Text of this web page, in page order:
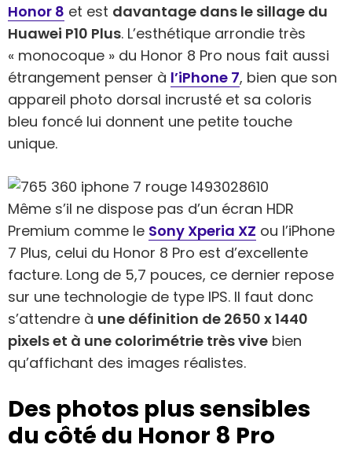
Honor 8 et est davantage dans le sillage du
Huawei P10 Plus. L’esthétique arrondie très
« monocoque » du Honor 8 Pro nous fait aussi
étrangement penser à l’iPhone 7, bien que son
appareil photo dorsal incrusté et sa coloris
bleu foncé lui donnent une petite touche
unique.
Même s’il ne dispose pas d’un écran HDR
Premium comme le Sony Xperia XZ ou l’iPhone
7 Plus, celui du Honor 8 Pro est d’excellente
facture. Long de 5,7 pouces, ce dernier repose
sur une technologie de type IPS. Il faut donc
s’attendre à une définition de 2650 x 1440
pixels et à une colorimétrie très vive bien
qu’affichant des images réalistes.
Des photos plus sensibles
du côté du Honor 8 Pro